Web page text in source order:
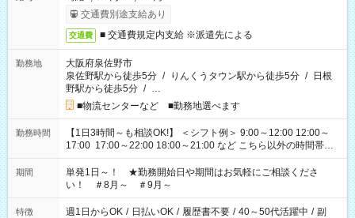
交通費別途支給あり
交通費 ■ 交通費規定内支給 ※派遣先による
勤務地
大阪府泉佐野市
泉佐野駅から徒歩5分 / りんくうタウン駅から徒歩5分 / 日根
野駅から徒歩5分 / …
■物流センターなど ■勤務地選べます
勤務時間
【1日3時間～も相談OK!】 ＜シフト例＞ 9:00～12:00 12:00～
17:00 17:00～22:00 18:00～21:00 など こちら以外の時間帯も
お気軽にご相談ください！
期間
単発1日～！ ★勤務開始日や期間はお気軽にご相談くださ
い！ ＃8月～ ＃9月～
特徴 週1日からOK / 日払いOK / 履歴書不要 / 40～50代活躍中 / 副